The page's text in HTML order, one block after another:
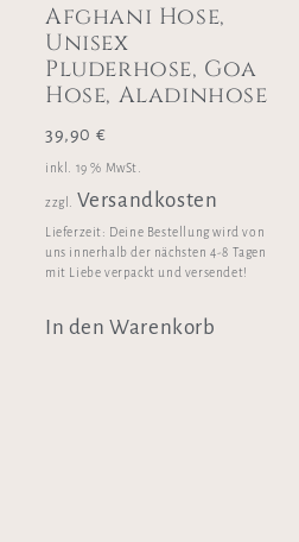
Afghani Hose,
Unisex
Pluderhose, Goa
Hose, Aladinhose
39,90 €
inkl. 19 % MwSt.
zzgl. Versandkosten
Lieferzeit: Deine Bestellung wird von
uns innerhalb der nächsten 4-8 Tagen
mit Liebe verpackt und versendet!
In den Warenkorb